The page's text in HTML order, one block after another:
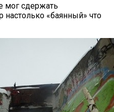
мог сдержать
настолько «баянный» что